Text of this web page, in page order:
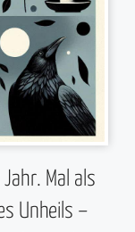
Mal als
Unheils –